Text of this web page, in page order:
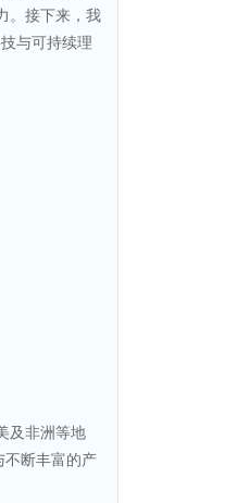
。接下来，我
与可持续理
及非洲等地
不断丰富的产